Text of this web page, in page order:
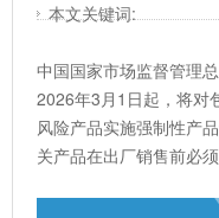
本文关键词:
中国国家市场监督管理
2026年3月1日起，将对
风险产品实施强制性产
关产品在出厂销售前必